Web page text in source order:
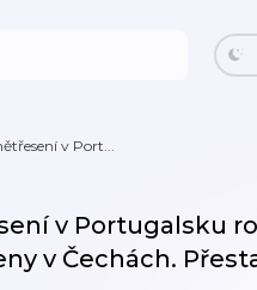
v Port...
v Portugalsku
v Čechách.